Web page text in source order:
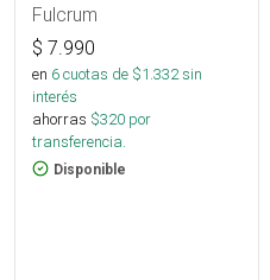
Fulcrum
$ 7.990
en 6cuotas de $1.332sin
interés
ahorras $320 por
transferencia.
Disponible